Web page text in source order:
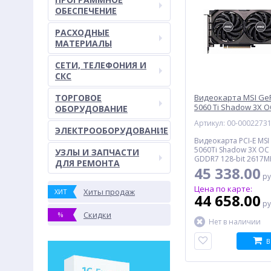
ОБЕСПЕЧЕНИЕ
РАСХОДНЫЕ
МАТЕРИАЛЫ
СЕТИ, ТЕЛЕФОНИЯ И
СКС
ТОРГОВОЕ
ОБОРУДОВАНИЕ
ЭЛЕКТРООБОРУДОВАНИЕ
УЗЛЫ И ЗАПЧАСТИ
ДЛЯ РЕМОНТА
ХИТ Хиты продаж
% Скидки
Видеокарта MSI
5060 Ti Shadow 3X
8G SHADOW 3X OC
Артикул: 00-00022731
Видеокарта PCI-E
5060Ti Shadow 3X
GDDR7 128-bit
HDMI, DisplayPort*3,
45 338.00
Цена по карте:
44 658.00
Нет в наличии